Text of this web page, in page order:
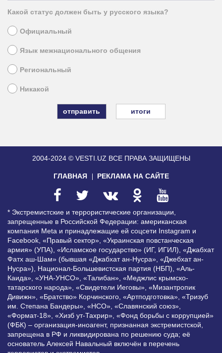
Какой статус должен быть у русского языка?
Официальный
Язык межнационального общения
Региональный
Никакой
итоги
2004-2024 © VESTI.UZ ВСЕ ПРАВА ЗАЩИЩЕНЫ
ГЛАВНАЯ РЕКЛАМА НА САЙТЕ
* Экстремистские и террористические организации,
запрещенные в Российской Федерации: американская
компания Meta и принадлежащие ей соцсети Instagram и
Facebook, «Правый сектор», «Украинская повстанческая
армия» (УПА), «Исламское государство» (ИГ, ИГИЛ), «Джабхат
Фатх аш-Шам» (бывшая «Джабхат ан-Нусра», «Джебхат ан-
Нусра»), Национал-Большевистская партия (НБП), «Аль-
Каида», «УНА-УНСО», «Талибан», «Меджлис крымско-
татарского народа», «Свидетели Иеговы», «Мизантропик
Дивижн», «Братство» Корчинского, «Артподготовка», «Тризуб
им. Степана Бандеры», «НСО», «Славянский союз»,
«Формат-18», «Хизб ут-Тахрир», «Фонд борьбы с коррупцией»
(ФБК) – организация-иноагент, признанная экстремистской,
запрещена в РФ и ликвидирована по решению суда; её
основатель Алексей Навальный включён в перечень